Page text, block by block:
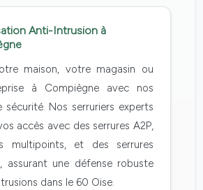
Anti-Intrusion à
maison, votre magasin ou
à Compiègne avec nos
sécurité. Nos serruriers experts
accès avec des serrures A2P,
multipoints, et des serrures
assurant une défense robuste
dans le 60 Oise.